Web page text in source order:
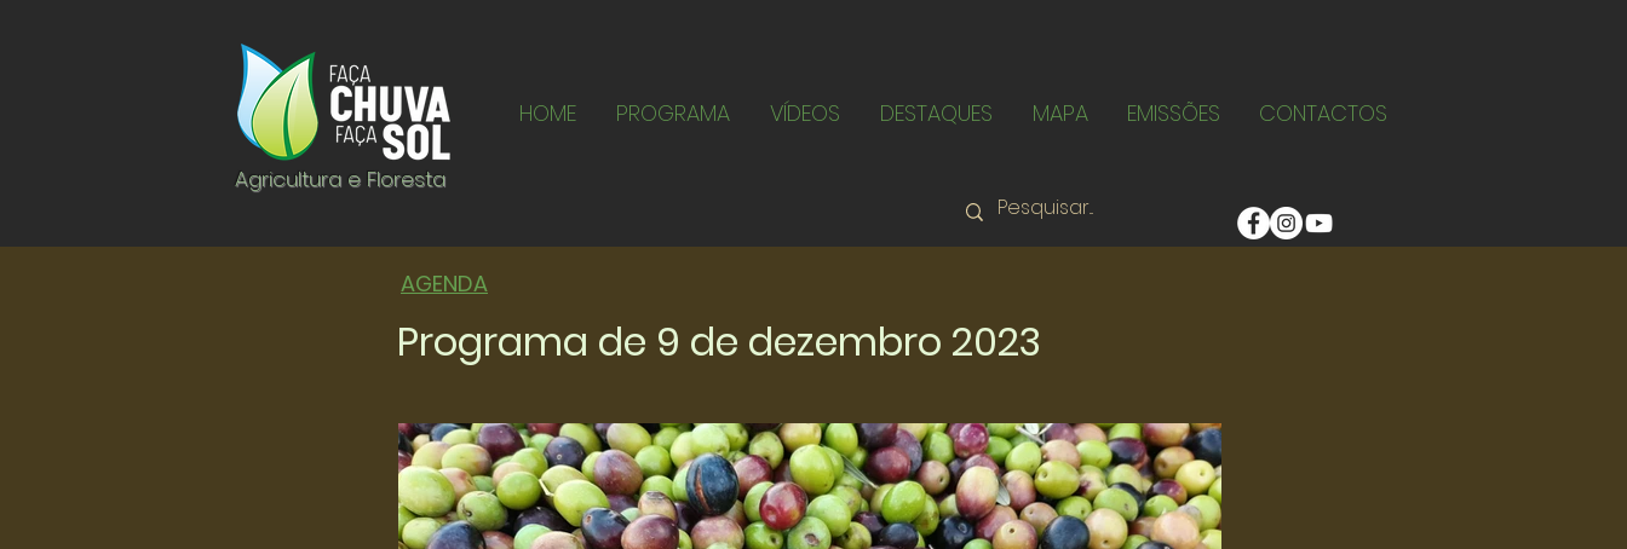
Agricultura e Floresta
HOME PROGRAMA VÍDEOS DESTAQUES MAPA EMISSÕES CONTACTOS
Programa de 9 de dezembro 2023
AGENDA